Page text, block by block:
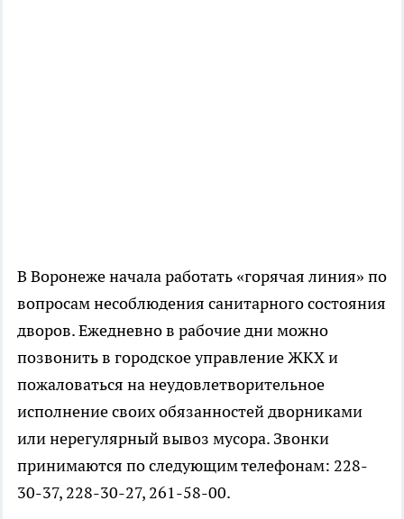
В Воронеже начала работать «горячая линия» по
вопросам несоблюдения санитарного состояния
дворов. Ежедневно в рабочие дни можно
позвонить в городское управление ЖКХ и
пожаловаться на неудовлетворительное
исполнение своих обязанностей дворниками
или нерегулярный вывоз мусора. Звонки
принимаются по следующим телефонам: 228-
30-37, 228-30-27, 261-58-00.